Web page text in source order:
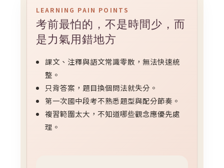
LEARNING PAIN POINTS
考前最怕的，不是時間少，而
是力氣用錯地方
課文、注釋與語文常識零散，無法快速統
整。
只背答案，題目換個問法就失分。
第一次國中段考不熟悉題型與配分節奏。
複習範圍太大，不知道哪些觀念應優先處
理。